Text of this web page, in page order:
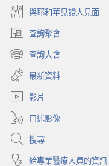
與耶和華見證人見面
查詢聚會
（開
啟
新
視
窗）
查詢大會
（開
啟
新
視
最新資料
影片
口述影像
搜尋
給專業醫療人員的資訊